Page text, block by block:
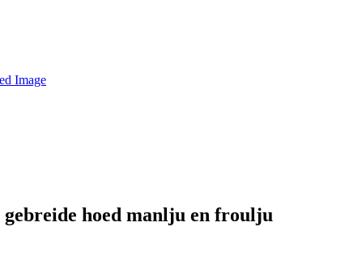
hoed manlju en froulju